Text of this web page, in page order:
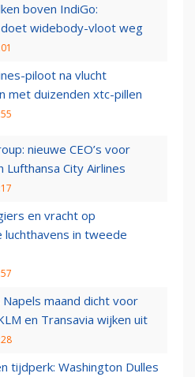
boven IndiGo:
widebody-vloot weg
piloot na vlucht
met duizenden xtc-pillen
nieuwe CEO’s voor
Lufthansa City Airlines
en vracht op
luchthavens in tweede
Napels maand dicht voor
en Transavia wijken uit
tijdperk: Washington Dulles